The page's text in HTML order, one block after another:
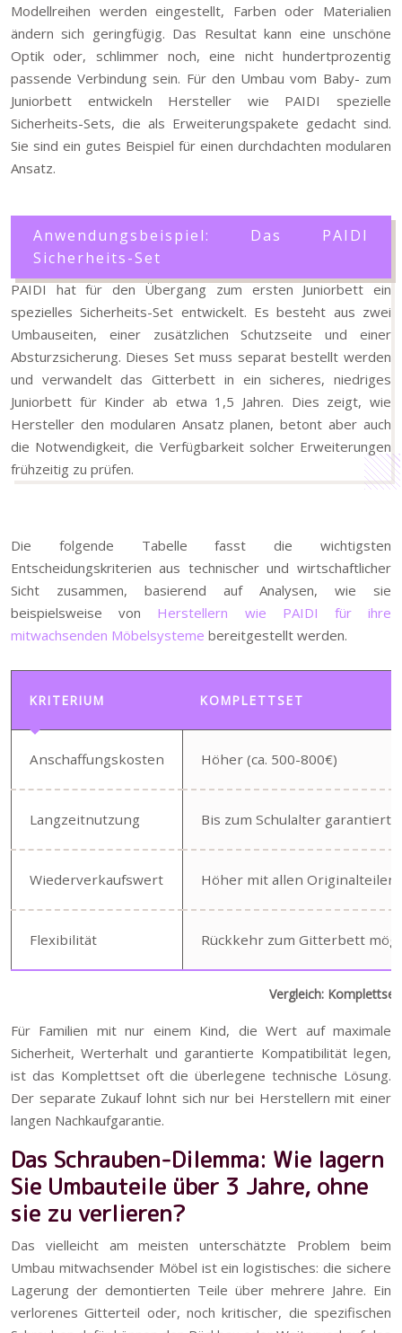
Modellreihen werden eingestellt, Farben oder Materialien
ändern sich geringfügig. Das Resultat kann eine unschöne
Optik oder, schlimmer noch, eine nicht hundertprozentig
passende Verbindung sein. Für den Umbau vom Baby- zum
Juniorbett entwickeln Hersteller wie PAIDI spezielle
Sicherheits-Sets, die als Erweiterungspakete gedacht sind.
Sie sind ein gutes Beispiel für einen durchdachten modularen
Ansatz.
Anwendungsbeispiel: Das PAIDI
Sicherheits-Set
PAIDI hat für den Übergang zum ersten Juniorbett ein
spezielles Sicherheits-Set entwickelt. Es besteht aus zwei
Umbauseiten, einer zusätzlichen Schutzseite und einer
Absturzsicherung. Dieses Set muss separat bestellt werden
und verwandelt das Gitterbett in ein sicheres, niedriges
Juniorbett für Kinder ab etwa 1,5 Jahren. Dies zeigt, wie
Hersteller den modularen Ansatz planen, betont aber auch
die Notwendigkeit, die Verfügbarkeit solcher Erweiterungen
frühzeitig zu prüfen.
Die folgende Tabelle fasst die wichtigsten
Entscheidungskriterien aus technischer und wirtschaftlicher
Sicht zusammen, basierend auf Analysen, wie sie
beispielsweise von Herstellern wie PAIDI für ihre
mitwachsenden Möbelsysteme bereitgestellt werden.
Vergleich:
KRITERIUM KOMPLETTSET
Anschaffungskosten Höher (ca. 500-800€)
Langzeitnutzung Bis zum Schulalter garantiert
Wiederverkaufswert Höher mit allen Originalteilen
Flexibilität Rückkehr zum Gitterbett
Für Familien mit nur einem Kind, die Wert auf maximale
Sicherheit, Werterhalt und garantierte Kompatibilität legen,
ist das Komplettset oft die überlegene technische Lösung.
Der separate Zukauf lohnt sich nur bei Herstellern mit einer
langen Nachkaufgarantie.
Das Schrauben-Dilemma: Wie lagern
Sie Umbauteile über 3 Jahre, ohne
sie zu verlieren?
Das vielleicht am meisten unterschätzte Problem beim
Umbau mitwachsender Möbel ist ein logistisches: die sichere
Lagerung der demontierten Teile über mehrere Jahre. Ein
verlorenes Gitterteil oder, noch kritischer, die spezifischen